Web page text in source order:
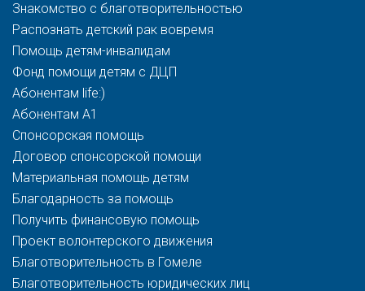
Знакомство с благотворительностью
Распознать детский рак вовремя
Помощь детям-инвалидам
Фонд помощи детям с ДЦП
Абонентам life:)
Абонентам A1
Спонсорская помощь
Договор спонсорской помощи
Материальная помощь детям
Благодарность за помощь
Получить финансовую помощь
Проект волонтерского движения
Благотворительность в Гомеле
Благотворительность юридических лиц